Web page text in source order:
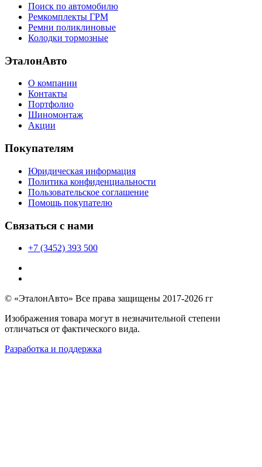
Поиск по автомобилю
Ремкомплекты ГРМ
Ремни поликлиновые
Колодки тормозные
ЭталонАвто
О компании
Контакты
Портфолио
Шиномонтаж
Акции
Покупателям
Юридическая информация
Политика конфиденциальности
Пользовательское соглашение
Помощь покупателю
Связаться с нами
+7 (3452) 393 500
© «ЭталонАвто» Все права защищены 2017-2026 гг
Изображения товара могут в незначительной степени
отличаться от фактического вида.
Разработка и поддержка